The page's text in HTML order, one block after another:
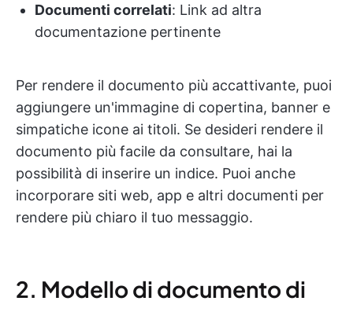
Documenti correlati: Link ad altra
documentazione pertinente
Per rendere il documento più accattivante, puoi
aggiungere un'immagine di copertina, banner e
simpatiche icone ai titoli. Se desideri rendere il
documento più facile da consultare, hai la
possibilità di inserire un indice. Puoi anche
incorporare siti web, app e altri documenti per
rendere più chiaro il tuo messaggio.
2. Modello di documento di